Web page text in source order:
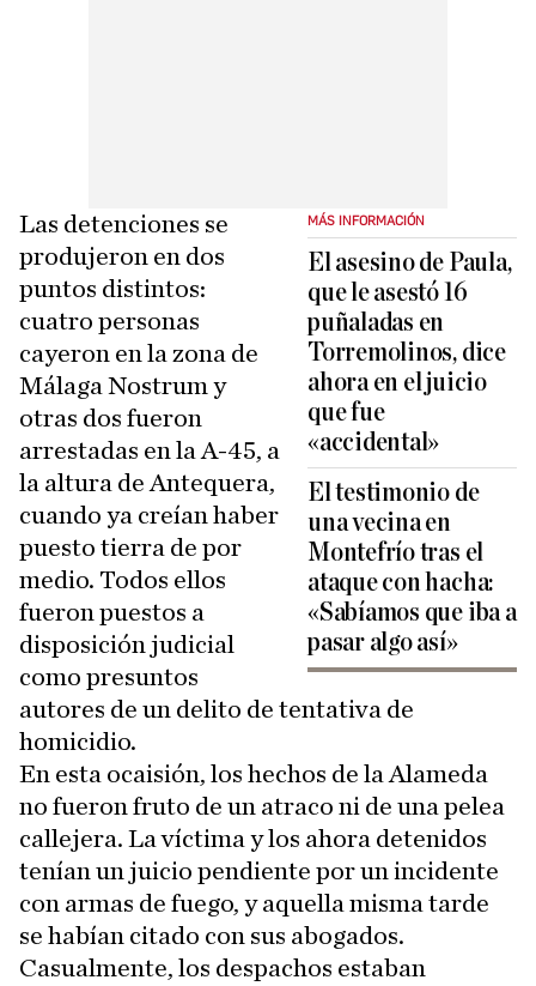
MÁS INFORMACIÓN
El asesino de Paula,
que le asestó 16
puñaladas en
Torremolinos, dice
ahora en el juicio
que fue
«accidental»
El testimonio de
una vecina en
Montefrío tras el
ataque con hacha:
«Sabíamos que iba a
pasar algo así»
Las detenciones se
produjeron en dos
puntos distintos:
cuatro personas
cayeron en la zona de
Málaga Nostrum y
otras dos fueron
arrestadas en la A-45, a
la altura de Antequera,
cuando ya creían haber
puesto tierra de por
medio. Todos ellos
fueron puestos a
disposición judicial
como presuntos
autores de un delito de tentativa de
homicidio.
En esta ocaisión, los hechos de la Alameda
no fueron fruto de un atraco ni de una pelea
callejera. La víctima y los ahora detenidos
tenían un juicio pendiente por un incidente
con armas de fuego, y aquella misma tarde
se habían citado con sus abogados.
Casualmente, los despachos estaban